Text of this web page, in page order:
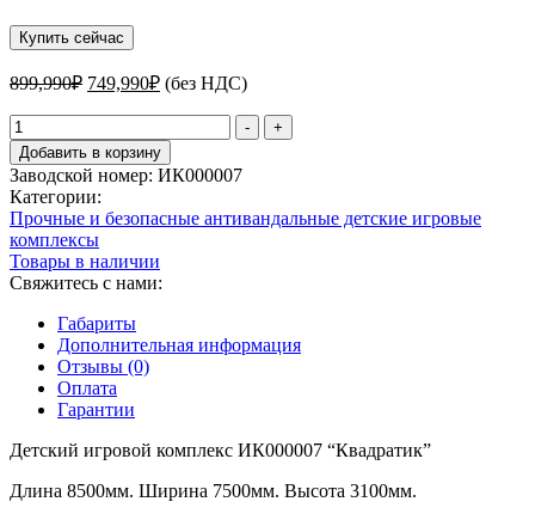
Купить сейчас
899,990₽ Первоначальная
составляла
899,990₽.
749,990₽Текущая
цена:
749,990₽.
(без НДС)
Количество
товара
Детский
игровой
комплекс
ИК000007
"Квадратик"
-
+
Добавить в корзину
Заводской номер: ИК000007
Категории:
Прочные и безопасные антивандальные детские игровые
комплексы
Товары в наличии
Свяжитесь с нами:
Габариты
Дополнительная информация
Отзывы (0)
Оплата
Гарантии
Детский игровой комплекс ИК000007 “Квадратик”
Длина 8500мм. Ширина 7500мм. Высота 3100мм.